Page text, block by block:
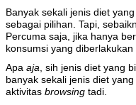
Banyak sekali jenis diet
sebagai pilihan. Tapi,
Percuma saja, jika hanya
konsumsi yang
Apa aja , sih jenis diet yang
banyak sekali jenis diet
aktivitas browsing tadi.